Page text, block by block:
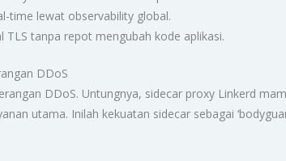
time lewat observability global.
tanpa repot mengubah kode aplikasi.
DDoS
DDoS. Untungnya, sidecar proxy Linkerd
utama. Inilah kekuatan sidecar sebagai